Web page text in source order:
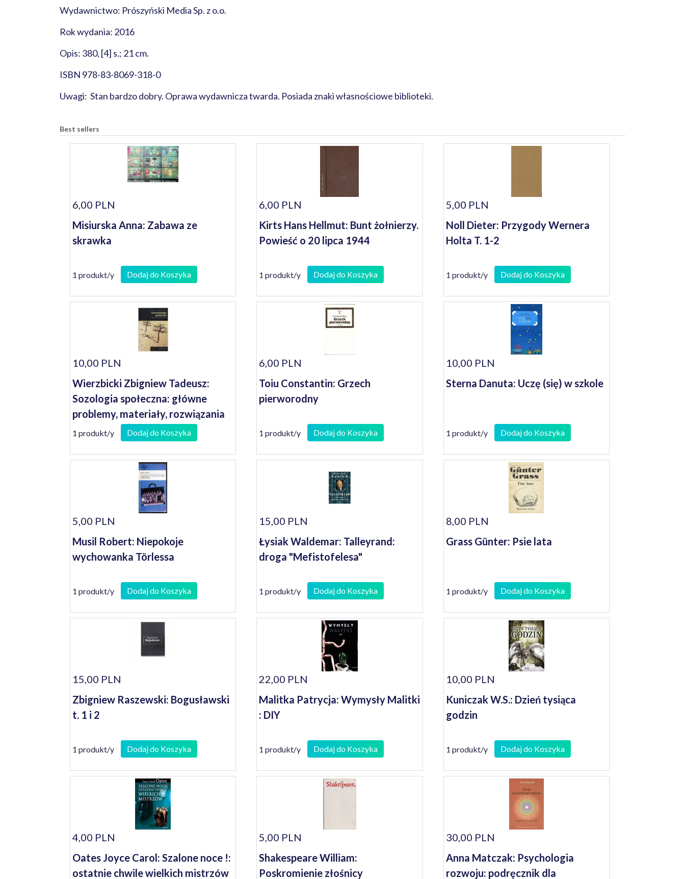
Wydawnictwo: Prószyński Media Sp. z o.o.
Rok wydania: 2016
Opis: 380, [4] s.; 21 cm.
ISBN 978-83-8069-318-0
Uwagi: Stan bardzo dobry. Oprawa wydawnicza twarda. Posiada znaki własnościowe biblioteki.
Best sellers
6,00 PLN
Misiurska Anna: Zabawa ze
skrawka
1 produkt/y Dodaj do Koszyka
6,00 PLN
Kirts Hans Hellmut: Bunt żołnierzy.
Powieść o 20 lipca 1944
1 produkt/y Dodaj do Koszyka
5,00 PLN
Noll Dieter: Przygody Wernera
Holta T. 1-2
1 produkt/y Dodaj do Koszyka
10,00 PLN
Wierzbicki Zbigniew Tadeusz:
Sozologia społeczna: główne
problemy, materiały, rozwiązania
1 produkt/y Dodaj do Koszyka
6,00 PLN
Toiu Constantin: Grzech
pierworodny
1 produkt/y Dodaj do Koszyka
10,00 PLN
Sterna Danuta: Uczę (się) w szkole
1 produkt/y Dodaj do Koszyka
5,00 PLN
Musil Robert: Niepokoje
wychowanka Törlessa
1 produkt/y Dodaj do Koszyka
15,00 PLN
Łysiak Waldemar: Talleyrand:
droga "Mefistofelesa"
1 produkt/y Dodaj do Koszyka
8,00 PLN
Grass Günter: Psie lata
1 produkt/y Dodaj do Koszyka
15,00 PLN
Zbigniew Raszewski: Bogusławski
t. 1 i 2
1 produkt/y Dodaj do Koszyka
22,00 PLN
Malitka Patrycja: Wymysły Malitki
: DIY
1 produkt/y Dodaj do Koszyka
10,00 PLN
Kuniczak W.S.: Dzień tysiąca
godzin
1 produkt/y Dodaj do Koszyka
4,00 PLN
Oates Joyce Carol: Szalone noce !:
ostatnie chwile wielkich mistrzów
5,00 PLN
Shakespeare William:
Poskromienie złośnicy
30,00 PLN
Anna Matczak: Psychologia
rozwoju: podręcznik dla